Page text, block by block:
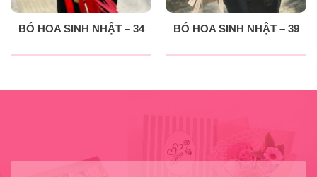
BÓ HOA SINH NHẬT – 34 BÓ HOA SINH NHẬT – 39